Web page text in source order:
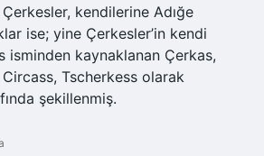
kendilerine Adığe
ise; yine Çerkesler’in kendi
isminden kaynaklanan Çerkas,
Tscherkess olarak
şekillenmiş.